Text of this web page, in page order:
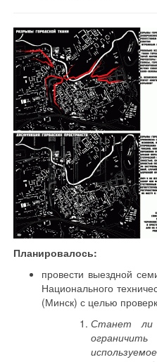
Планировалось:
провести выездной
Национального
(Минск) с целью
Станет ли